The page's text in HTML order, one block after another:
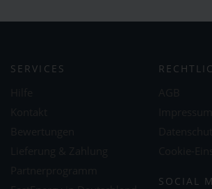
SERVICES
SOCIAL